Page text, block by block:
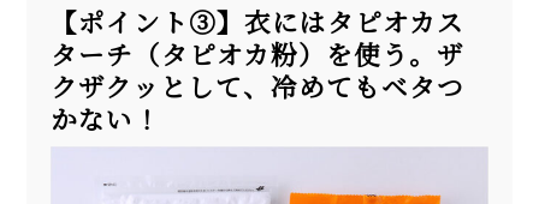
【ポイント③】衣にはタピオカス
ターチ（タピオカ粉）を使う。ザ
クザクッとして、冷めてもベタつ
かない！